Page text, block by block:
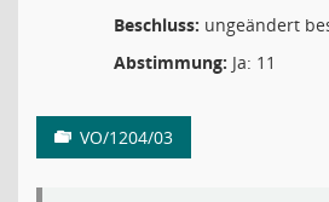
Beschluss: ungeändert
Abstimmung: Ja: 11
VO/1204/03